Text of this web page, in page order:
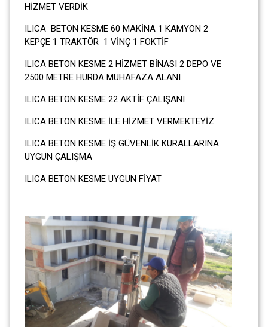
HİZMET VERDİK
ILICA BETON KESME 60 MAKİNA 1 KAMYON 2
KEPÇE 1 TRAKTÖR 1 VİNÇ 1 FOKTİF
ILICA BETON KESME 2 HİZMET BİNASI 2 DEPO VE
2500 METRE HURDA MUHAFAZA ALANI
ILICA BETON KESME 22 AKTİF ÇALIŞANI
ILICA BETON KESME İLE HİZMET VERMEKTEYİZ
ILICA BETON KESME İŞ GÜVENLİK KURALLARINA
UYGUN ÇALIŞMA
ILICA BETON KESME UYGUN FİYAT